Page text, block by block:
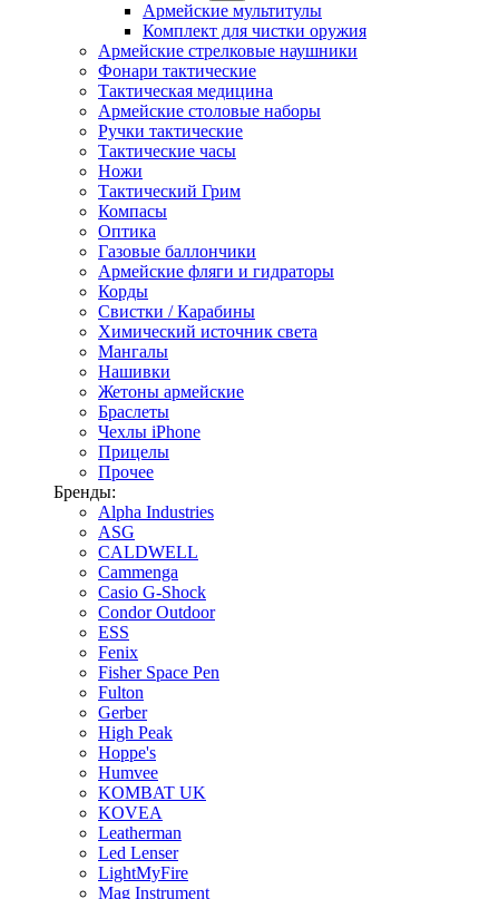
Армейские мультитулы
Комплект для чистки оружия
Армейские стрелковые наушники
Фонари тактические
Тактическая медицина
Армейские столовые наборы
Ручки тактические
Тактические часы
Ножи
Тактический Грим
Компасы
Оптика
Газовые баллончики
Армейские фляги и гидраторы
Корды
Свистки / Карабины
Химический источник света
Мангалы
Нашивки
Жетоны армейские
Браслеты
Чехлы iPhone
Прицелы
Прочее
Бренды:
Alpha Industries
ASG
CALDWELL
Cammenga
Casio G-Shock
Condor Outdoor
ESS
Fenix
Fisher Space Pen
Fulton
Gerber
High Peak
Hoppe's
Humvee
KOMBAT UK
KOVEA
Leatherman
Led Lenser
LightMyFire
Mag Instrument